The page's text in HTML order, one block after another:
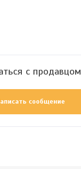
с продавцом
сообщение